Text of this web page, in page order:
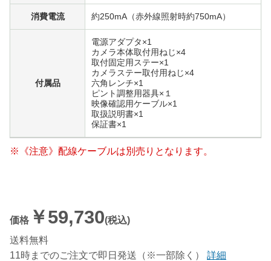
消費電流 約250mA（赤外線照射時約750mA）
付属品
電源アダプタ×1
カメラ本体取付用ねじ×4
取付固定用ステー×1
カメラステー取付用ねじ×4
六角レンチ×1
ピント調整用器具×１
映像確認用ケーブル×1
取扱説明書×1
保証書×1
※《注意》配線ケーブルは別売りとなります。
価格 ￥59,730(税込)
送料無料
11時までのご注文で即日発送（※一部除く）
詳細